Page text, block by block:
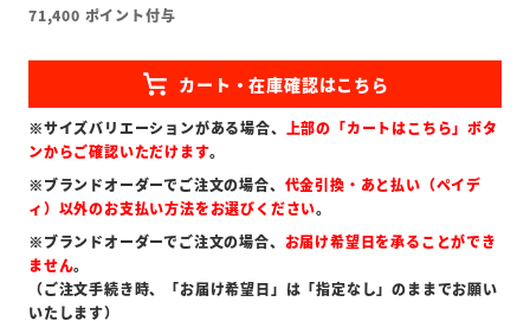
71,400 ポイント付与
※サイズバリエーションがある場合、 上部の「カートはこちら」ボタ
ンからご確認いただけます。
※ブランドオーダーでご注文の場合、 代金引換・あと払い（ペイデ
ィ）以外のお支払い方法をお選びください。
※ブランドオーダーでご注文の場合、 お届け希望日を承ることができ
ません。
（ご注文手続き時、「お届け希望日」は「指定なし」のままでお願い
いたします）